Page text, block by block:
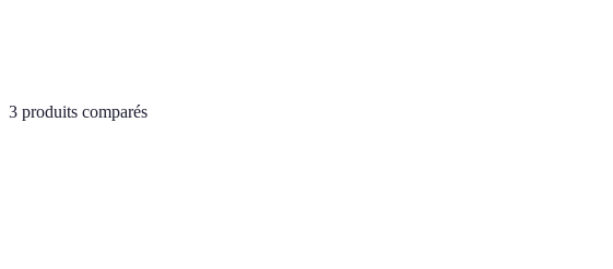
3 produits comparés